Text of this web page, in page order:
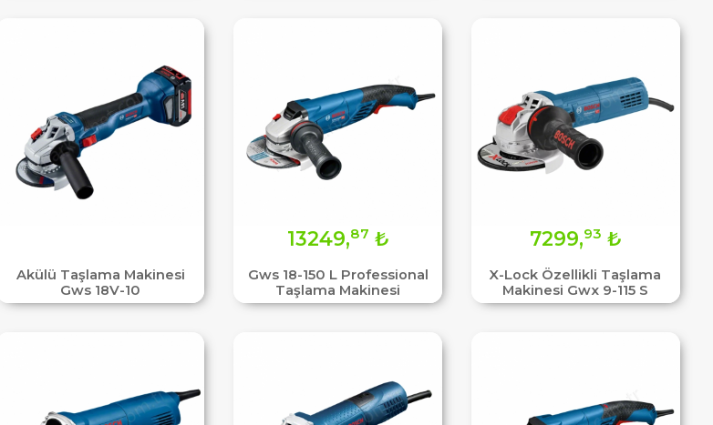
Akülü Taşlama Makinesi
Gws 18V-10
Gws 18-150 L Professional
Taşlama Makinesi
13249,87 ₺
X-Lock Özellikli Taşlama
Makinesi Gwx 9-115 S
7299,93 ₺